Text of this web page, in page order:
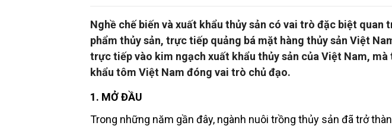
Nghề chế biến và xuất khẩu thủy sản có vai trò đặc biệt
phẩm thủy sản, trực tiếp quảng bá mặt hàng thủy sản Việt
trực tiếp vào kim ngạch xuất khẩu thủy sản của Việt Nam,
khẩu tôm Việt Nam đóng vai trò chủ đạo.
1. MỞ ĐẦU
Trong những năm gần đây, ngành nuôi trồng thủy sản đã trở